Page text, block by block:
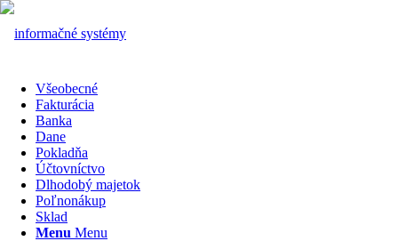
Všeobecné
Fakturácia
Banka
Dane
Pokladňa
Účtovníctvo
Dlhodobý majetok
Poľnonákup
Sklad
Menu Menu